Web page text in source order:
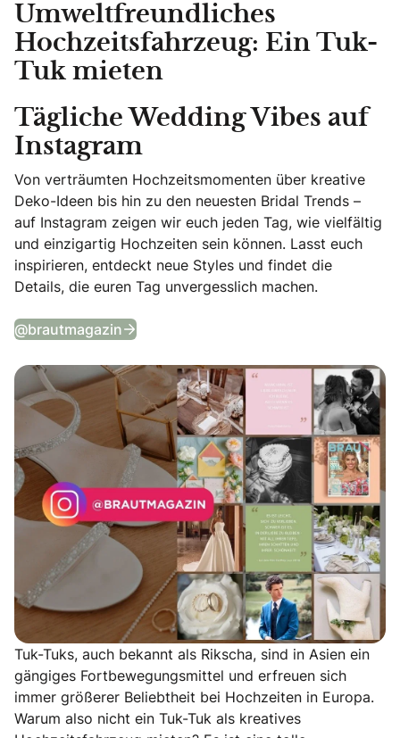
Umweltfreundliches
Hochzeitsfahrzeug: Ein Tuk-
Tuk mieten
Tägliche Wedding Vibes auf
Instagram
Von verträumten Hochzeitsmomenten über kreative
Deko-Ideen bis hin zu den neuesten Bridal Trends –
auf Instagram zeigen wir euch jeden Tag, wie vielfältig
und einzigartig Hochzeiten sein können. Lasst euch
inspirieren, entdeckt neue Styles und findet die
Details, die euren Tag unvergesslich machen.
@brautmagazin Tägliche Wedding Vibes auf Instagram
Tuk-Tuks, auch bekannt als Rikscha, sind in Asien ein
gängiges Fortbewegungsmittel und erfreuen sich
immer größerer Beliebtheit bei Hochzeiten in Europa.
Warum also nicht ein Tuk-Tuk als kreatives